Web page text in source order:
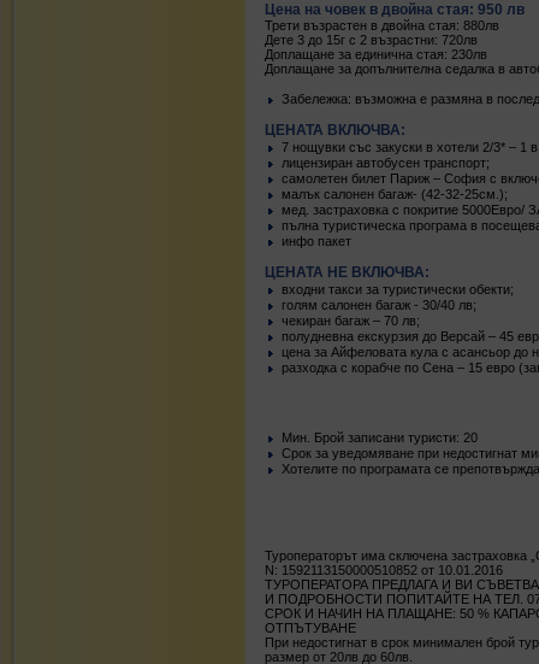
Цена на човек в двойна стая: 950 лв
Трети възрастен в двойна стая: 880лв
Дете 3 до 15г с 2 възрастни: 720лв
Доплащане за единична стая: 230лв
Доплащане за допълнителна седалка в
Забележка: възможна е размяна в
ЦЕНАТА ВКЛЮЧВА:
7 нощувки със закуски в хотели 2/3* –
лицензиран автобусен транспорт;
самолетен билет Париж – София с
малък салонен багаж- (42-32-25см.);
мед. застраховка с покритие 5000Евро/
пълна туристическа програма в
инфо пакет
ЦЕНАТА НЕ ВКЛЮЧВА:
входни такси за туристически обекти;
голям салонен багаж - 30/40 лв;
чекиран багаж – 70 лв;
полудневна екскурзия до Версай – 45
цена за Айфеловата кула с асансьор до
разходка с корабче по Сена – 15 евро
Mин. Брой записани туристи: 20
Срок за уведомяване при недостигнат
Хотелите по програмата се
Туроператорът има сключена
N: 1592113150000510852 от 10.01.2016
ТУРОПЕРАТОРА ПРЕДЛАГА И ВИ
И ПОДРОБНОСТИ ПОПИТАЙТЕ НА ТЕЛ.
СРОК И НАЧИН НА ПЛАЩАНЕ: 50 %
ОТПЪТУВАНЕ
При недостигнат в срок минимален брой
размер от 20лв до 60лв.